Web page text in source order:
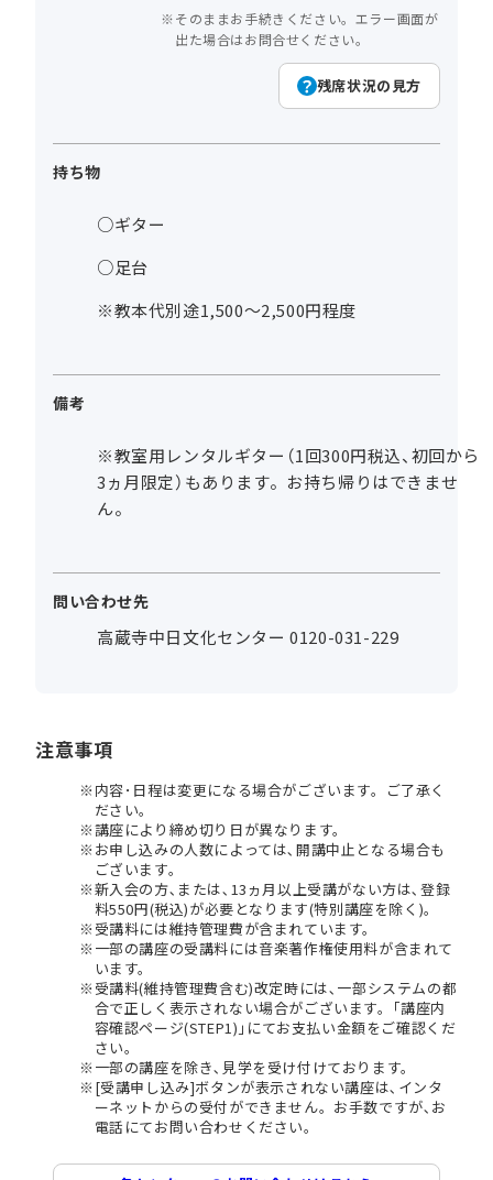
そのままお手続きください。エラー画面が
出た場合はお問合せください。
残席状況の見方
持ち物
○ギター
○足台
※教本代別途1,500～2,500円程度
備考
※教室用レンタルギター（1回300円税込、初回から
3ヵ月限定）もあります。お持ち帰りはできませ
ん。
問い合わせ先
高蔵寺中日文化センター 0120-031-229
注意事項
内容･日程は変更になる場合がございます。ご了承く
ださい。
講座により締め切り日が異なります。
お申し込みの人数によっては､開講中止となる場合も
ございます。
新入会の方､または､13ヵ月以上受講がない方は､登録
料550円(税込)が必要となります(特別講座を除く)。
受講料には維持管理費が含まれています。
一部の講座の受講料には音楽著作権使用料が含まれて
います。
受講料(維持管理費含む)改定時には､一部システムの都
合で正しく表示されない場合がございます。｢講座内
容確認ページ(STEP1)｣にてお支払い金額をご確認くだ
さい。
一部の講座を除き､見学を受け付けております。
[受講申し込み]ボタンが表示されない講座は､インタ
ーネットからの受付ができません。お手数ですが､お
電話にてお問い合わせください。